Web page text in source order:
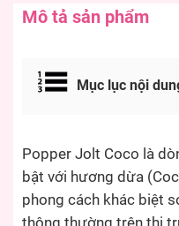
Mô tả sản phẩm
Mục lục nội
Popper Jolt Coco là
bật với hương dừa
phong cách khác biệt